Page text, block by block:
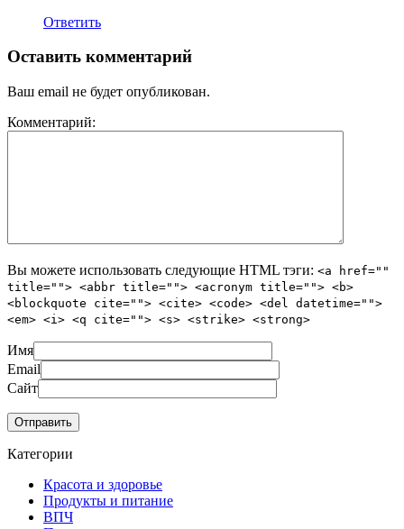
Ответить
Оставить комментарий
Ваш email не будет опубликован.
Комментарий:
Вы можете использовать следующие HTML тэги: <a href=""
title=""> <abbr title=""> <acronym title=""> <b>
<blockquote cite=""> <cite> <code> <del datetime="">
<em> <i> <q cite=""> <s> <strike> <strong>
Имя
Email
Сайт
Категории
Красота и здоровье
Продукты и питание
ВПЧ